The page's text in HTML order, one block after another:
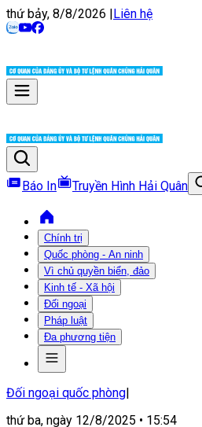
thứ bảy, 8/8/2026 |Liên hệ
Báo In Truyền Hình Hải Quân
Chính trị
Quốc phòng - An ninh
Vì chủ quyền biển, đảo
Kinh tế - Xã hội
Đối ngoại
Pháp luật
Đa phương tiện
Đối ngoại quốc phòng|
thứ ba, ngày 12/8/2025 • 15:54